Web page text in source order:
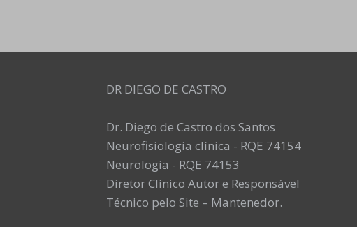
DR DIEGO DE CASTRO
Dr. Diego de Castro dos Santos
Neurofisiologia clínica - RQE 74154
Neurologia - RQE 74153
Diretor Clínico Autor e Responsável
Técnico pelo Site – Mantenedor.